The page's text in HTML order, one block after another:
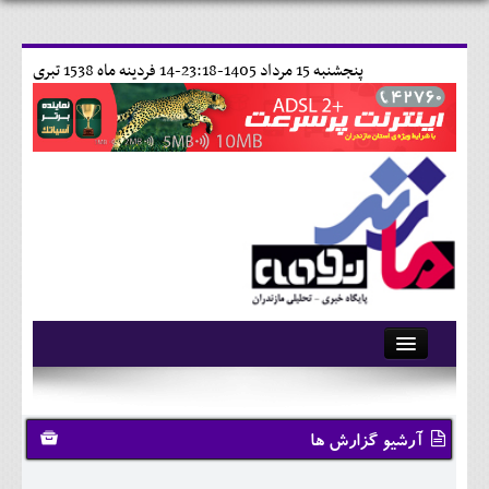
14 فردينه ماه 1538 تبری پنجشنبه 15 مرداد 1405-23:18-
آرشیو
تماس با ما
وبلاگ
آرشیو گزارش ها